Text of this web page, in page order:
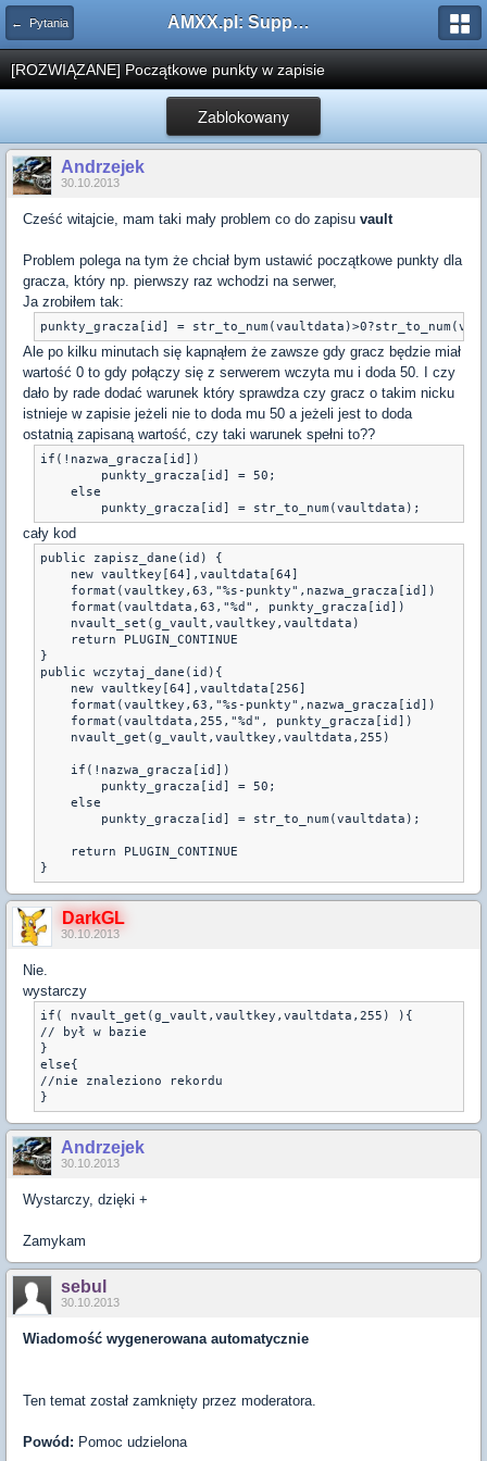
← Pytania AMXX.pl: Support AMX Mod X i SourceMod
[ROZWIĄZANE] Początkowe punkty w zapisie
Zablokowany
Andrzejek
30.10.2013
Cześć witajcie, mam taki mały problem co do zapisu vault
Problem polega na tym że chciał bym ustawić początkowe punkty dla
gracza, który np. pierwszy raz wchodzi na serwer,
Ja zrobiłem tak:
punkty_gracza[id] =
Ale po kilku minutach się kapnąłem że zawsze gdy gracz będzie miał
wartość 0 to gdy połączy się z serwerem wczyta mu i doda 50. I czy
dało by rade dodać warunek który sprawdza czy gracz o takim nicku
istnieje w zapisie jeżeli nie to doda mu 50 a jeżeli jest to doda
ostatnią zapisaną wartość, czy taki warunek spełni to??
if(!nazwa_gracza[id])
punkty_gracza[id] = 50;
else
punkty_gracza[id] = str_to_num(vaultdata);
cały kod
public zapisz_dane(id) {
new vaultkey[64],vaultdata[64]
format(vaultkey,63,"%s-punkty",nazwa_gracza[id])
format(vaultdata,63,"%d", punkty_gracza[id])
nvault_set(g_vault,vaultkey,vaultdata)
return PLUGIN_CONTINUE
}
public wczytaj_dane(id){
new vaultkey[64],vaultdata[256]
format(vaultkey,63,"%s-punkty",nazwa_gracza[id])
format(vaultdata,255,"%d", punkty_gracza[id])
nvault_get(g_vault,vaultkey,vaultdata,255)
if(!nazwa_gracza[id])
punkty_gracza[id] = 50;
else
punkty_gracza[id] = str_to_num(vaultdata);
return PLUGIN_CONTINUE
}
DarkGL
30.10.2013
Nie.
wystarczy
if( nvault_get(g_vault,vaultkey,vaultdata,255) ){
// był w bazie
}
else{
//nie znaleziono rekordu
}
Andrzejek
30.10.2013
Wystarczy, dzięki +
Zamykam
sebul
30.10.2013
Wiadomość wygenerowana automatycznie
Ten temat został zamknięty przez moderatora.
Powód: Pomoc udzielona